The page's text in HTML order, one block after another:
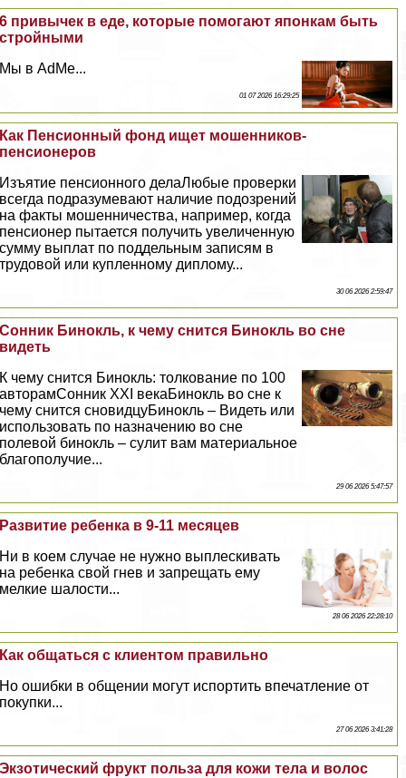
6 привычек в еде, которые помогают японкам быть
стройными
Мы в AdMe...
01 07 2026 16:29:25
Как Пенсионный фонд ищет мошенников-
пенсионеров
Изъятие пенсионного делаЛюбые проверки
всегда подразумевают наличие подозрений
на факты мошенничества, например, когда
пенсионер пытается получить увеличенную
сумму выплат по поддельным записям в
трудовой или купленному диплому...
30 06 2026 2:59:47
Сонник Бинокль, к чему снится Бинокль во сне
видеть
К чему снится Бинокль: толкование по 100
авторамСонник XXI векаБинокль во сне к
чему снится сновидцуБинокль – Видеть или
использовать по назначению во сне
полевой бинокль – сулит вам материальное
благополучие...
29 06 2026 5:47:57
Развитие ребенка в 9-11 месяцев
Ни в коем случае не нужно выплескивать
на ребенка свой гнев и запрещать ему
мелкие шалости...
28 06 2026 22:28:10
Как общаться с клиентом правильно
Но ошибки в общении могут испортить впечатление от
покупки...
27 06 2026 3:41:28
Экзотический фрукт польза для кожи тела и волос